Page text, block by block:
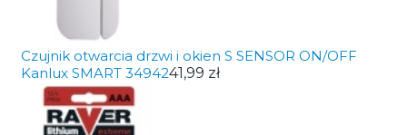
Czujnik otwarcia drzwi i okien S SENSOR ON/OFF
Kanlux SMART 3494241,99 zł